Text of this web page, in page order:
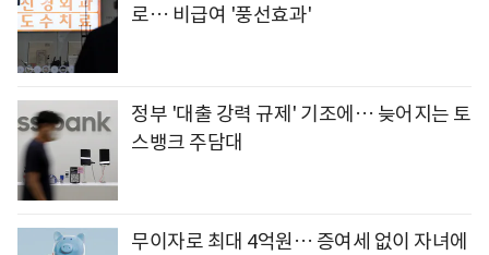
로… 비급여 '풍선효과'
정부 '대출 강력 규제' 기조에… 늦어지는 토
스뱅크 주담대
무이자로 최대 4억원… 증여세 없이 자녀에